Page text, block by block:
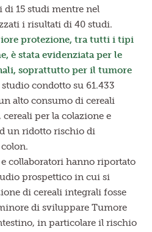
15 studi mentre nel
i risultati di 40 studi.
protezione, tra tutti i tipi
è stata evidenziata per le
soprattutto per il tumore
condotto su 61.433
alto consumo di cereali
per la colazione e
un ridotto rischio di
collaboratori hanno riportato
prospettico in cui si
di cereali integrali fosse
di sviluppare Tumore
in particolare il rischio